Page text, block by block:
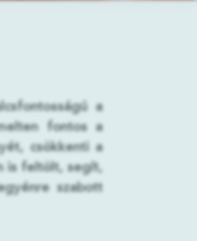
a
fontos a
csökkenti a
is feltölt, segít,
szabott